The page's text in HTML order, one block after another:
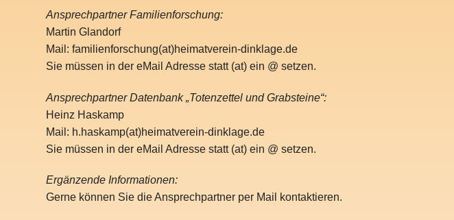
Ansprechpartner Familienforschung:
Martin Glandorf
Mail: familienforschung(at)heimatverein-dinklage.de
Sie müssen in der eMail Adresse statt (at) ein @ setzen.
Ansprechpartner Datenbank „Totenzettel und Grabsteine“:
Heinz Haskamp
Mail: h.haskamp(at)heimatverein-dinklage.de
Sie müssen in der eMail Adresse statt (at) ein @ setzen.
Ergänzende Informationen:
Gerne können Sie die Ansprechpartner per Mail kontaktieren.